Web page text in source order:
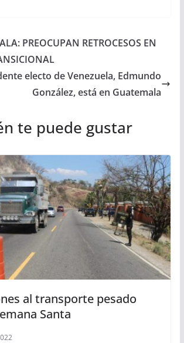
PREOCUPAN RETROCESOS EN
electo de Venezuela, Edmundo
González, está en Guatemala
te puede gustar
al transporte pesado
Santa